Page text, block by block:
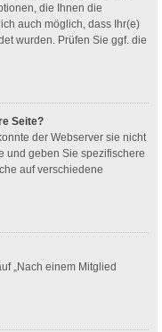
die Ihnen die
auch möglich, dass Ihr(e)
wurden. Prüfen Sie ggf. die
Seite?
der Webserver sie nicht
und geben Sie spezifischere
auf verschiedene
„Nach einem Mitglied